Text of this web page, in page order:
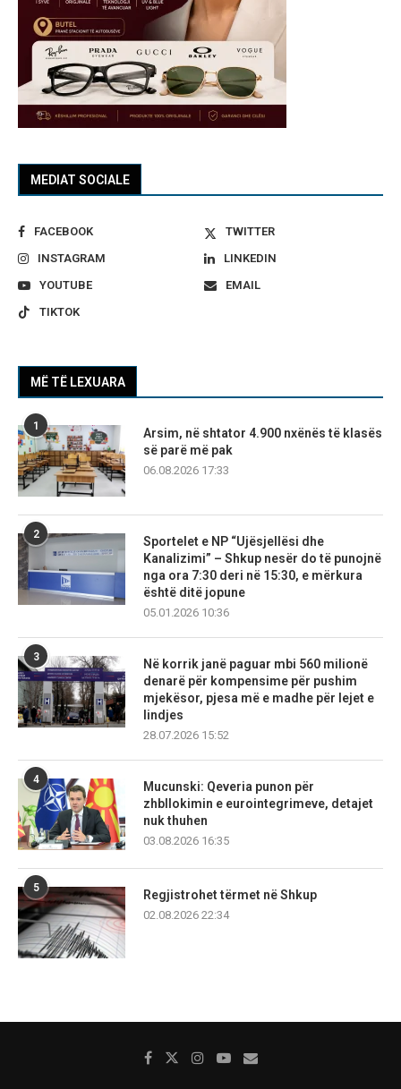
MEDIAT SOCIALE
FACEBOOK
TWITTER
INSTAGRAM
LINKEDIN
YOUTUBE
EMAIL
TIKTOK
MË TË LEXUARA
1
Arsim, në shtator 4.900 nxënës të klasës
së parë më pak
06.08.2026 17:33
2
Sportelet e NP “Ujësjellësi dhe
Kanalizimi” – Shkup nesër do të punojnë
nga ora 7:30 deri në 15:30, e mërkura
është ditë jopune
05.01.2026 10:36
3
Në korrik janë paguar mbi 560 milionë
denarë për kompensime për pushim
mjekësor, pjesa më e madhe për lejet e
lindjes
28.07.2026 15:52
4
Mucunski: Qeveria punon për
zhbllokimin e eurointegrimeve, detajet
nuk thuhen
03.08.2026 16:35
5
Regjistrohet tërmet në Shkup
02.08.2026 22:34